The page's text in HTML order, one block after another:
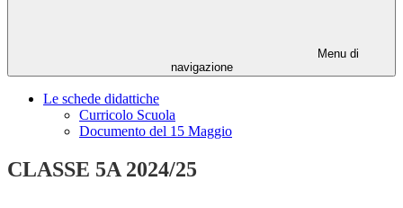
Menu di
navigazione
Le schede didattiche
Curricolo Scuola
Documento del 15 Maggio
CLASSE 5A 2024/25